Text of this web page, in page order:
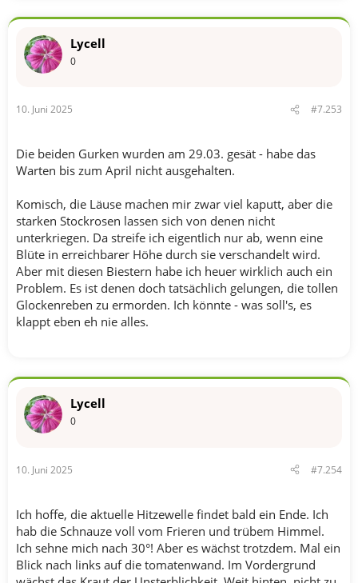
k
o
:
Lycell
0
10. Juni 2025 #7.253
Die beiden Gurken wurden am 29.03. gesät - habe das
Warten bis zum April nicht ausgehalten.
Komisch, die Läuse machen mir zwar viel kaputt, aber die
starken Stockrosen lassen sich von denen nicht
unterkriegen. Da streife ich eigentlich nur ab, wenn eine
Blüte in erreichbarer Höhe durch sie verschandelt wird.
Aber mit diesen Biestern habe ich heuer wirklich auch ein
Problem. Es ist denen doch tatsächlich gelungen, die tollen
Glockenreben zu ermorden. Ich könnte - was soll's, es
klappt eben eh nie alles.
Lycell
0
10. Juni 2025 #7.254
Ich hoffe, die aktuelle Hitzewelle findet bald ein Ende. Ich
hab die Schnauze voll vom Frieren und trübem Himmel.
Ich sehne mich nach 30°! Aber es wächst trotzdem. Mal ein
Blick nach links auf die tomatenwand. Im Vordergrund